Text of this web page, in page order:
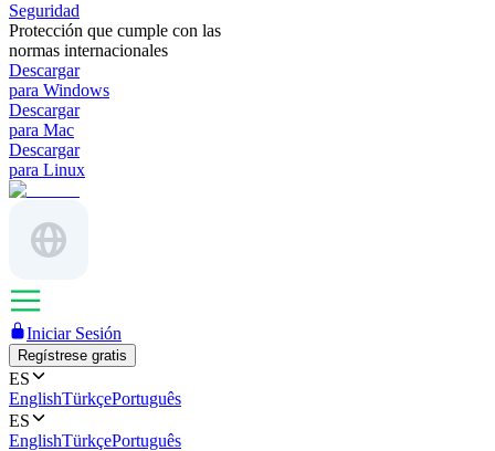
Seguridad
Protección que cumple con las
normas internacionales
Descargar
para Windows
Descargar
para Mac
Descargar
para Linux
Iniciar Sesión
Regístrese gratis
ES
EnglishTürkçePortuguês
ES
EnglishTürkçePortuguês